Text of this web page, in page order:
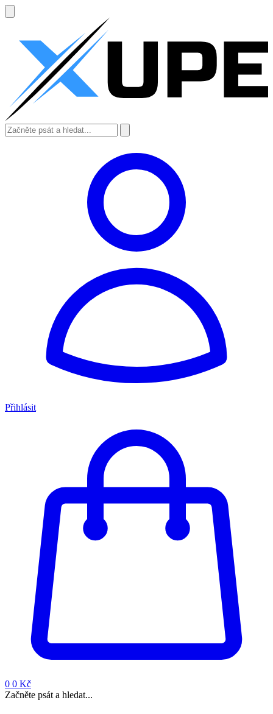
Přihlásit
0 0 Kč
Začněte psát a hledat...